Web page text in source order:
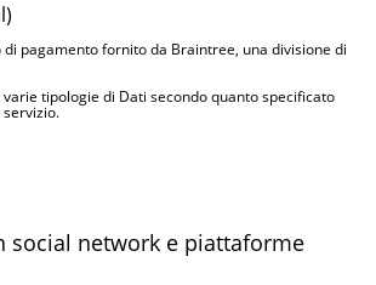
pagamento fornito da Braintree, una divisione di
tipologie di Dati secondo quanto specificato
social network e piattaforme